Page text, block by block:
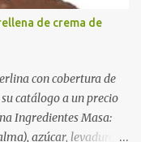
de crema de
con cobertura de
catálogo a un precio
Ingredientes Masa:
azúcar, levadura,